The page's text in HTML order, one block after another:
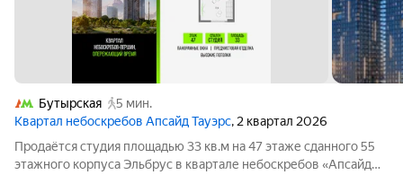
Бутырская
5 мин.
Квартал небоскребов Апсайд Тауэрс, 2 квартал 2026
Продаётся студия площадью 33 кв.м на 47 этаже сданного 55
этажного корпуса Эльбрус в квартале небоскребов «Апсайд